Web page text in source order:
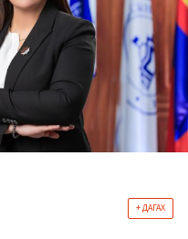
+ ДАГАХ